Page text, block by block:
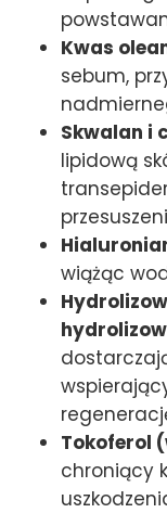
Kwas
sebum,
Skwalan i
lipidową
wiążąc
Tokoferol
chroniący